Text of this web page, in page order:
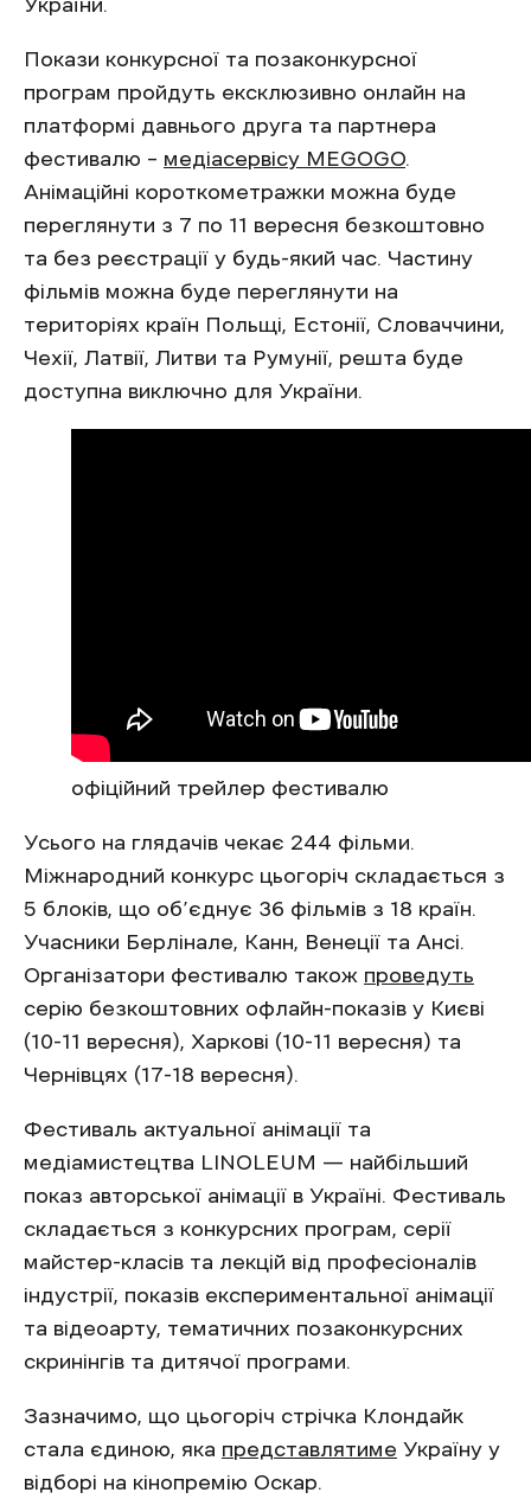
України.
Покази конкурсної та позаконкурсної
програм пройдуть ексклюзивно онлайн на
платформі давнього друга та партнера
фестивалю – медіасервісу MEGOGO.
Анімаційні короткометражки можна буде
переглянути з 7 по 11 вересня безкоштовно
та без реєстрації у будь-який час. Частину
фільмів можна буде переглянути на
територіях країн Польщі, Естонії, Словаччини,
Чехії, Латвії, Литви та Румунії, решта буде
доступна виключно для України.
офіційний трейлер фестивалю
Усього на глядачів чекає 244 фільми.
Міжнародний конкурс цьогоріч складається з
5 блоків, що об’єднує 36 фільмів з 18 країн.
Учасники Берлінале, Канн, Венеції та Ансі.
Організатори фестивалю також проведуть
серію безкоштовних офлайн-показів у Києві
(10-11 вересня), Харкові (10-11 вересня) та
Чернівцях (17-18 вересня).
Фестиваль актуальної анімації та
медіамистецтва LINOLEUM — найбільший
показ авторської анімації в Україні. Фестиваль
складається з конкурсних програм, серії
майстер-класів та лекцій від професіоналів
індустрії, показів експериментальної анімації
та відеоарту, тематичних позаконкурсних
скринінгів та дитячої програми.
Зазначимо, що цьогоріч стрічка Клондайк
стала єдиною, яка представлятиме Україну у
відборі на кінопремію Оскар.